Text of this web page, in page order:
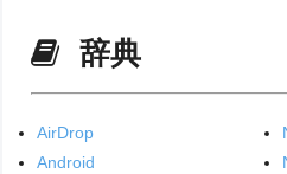
辞典
AirDrop
Android